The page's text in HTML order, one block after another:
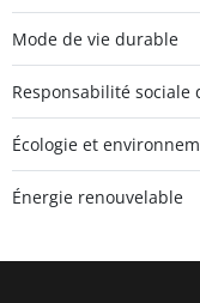
Mode de vie durable
Responsabilité sociale
Écologie et
Énergie renouvelable